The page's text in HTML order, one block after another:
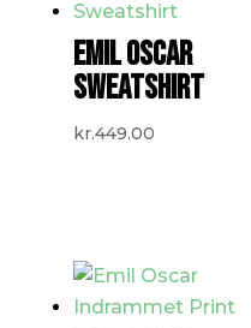
EMIL OSCAR
SWEATSHIRT
kr.449.00